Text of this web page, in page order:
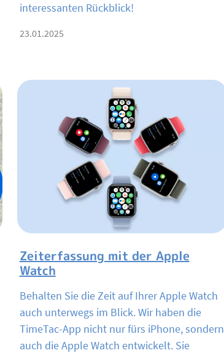
interessanten Rückblick!
23.01.2025
Zeiterfassung mit der Apple
Watch
Behalten Sie die Zeit auf Ihrer Apple Watch
auch unterwegs im Blick. Wir haben die
TimeTac-App nicht nur fürs iPhone, sondern
auch die Apple Watch entwickelt. Sie